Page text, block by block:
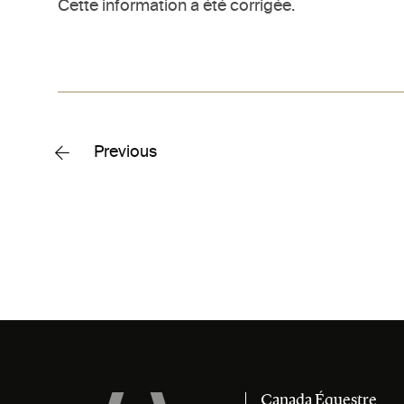
Cette information a été corrigée.
Previous
Canada Équestre